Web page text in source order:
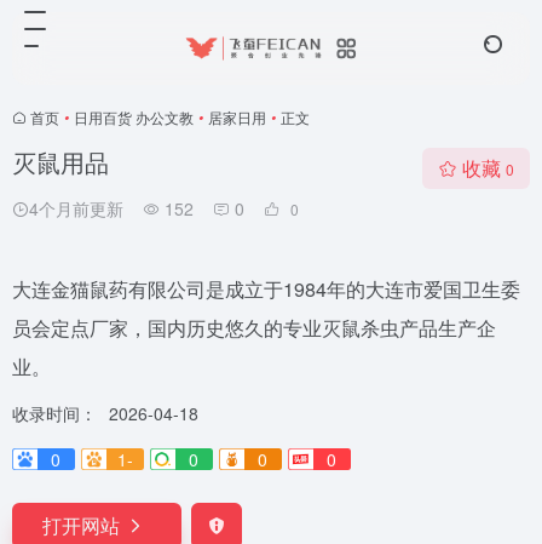
首页 • 日用百货 办公文教 • 居家日用 • 正文
灭鼠用品
4个月前更新 152 0 0
收藏 0
大连金猫鼠药有限公司是成立于1984年的大连市爱国卫生委
员会定点厂家，国内历史悠久的专业灭鼠杀虫产品生产企
业。
收录时间：
2026-04-18
0
1- 0 0 0
打开网站